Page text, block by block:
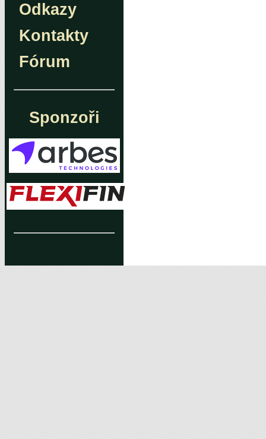
Odkazy
Kontakty
Fórum
Sponzoři